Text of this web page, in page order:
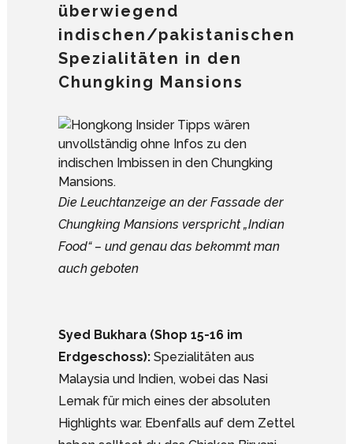
überwiegend
indischen/pakistanischen
Spezialitäten in den
Chungking Mansions
Die Leuchtanzeige an der Fassade der
Chungking Mansions verspricht „Indian
Food“ – und genau das bekommt man
auch geboten
Syed Bukhara (Shop 15-16 im
Erdgeschoss): Spezialitäten aus
Malaysia und Indien, wobei das Nasi
Lemak für mich eines der absoluten
Highlights war. Ebenfalls auf dem Zettel